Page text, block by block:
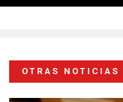
OTRAS NOTICIAS